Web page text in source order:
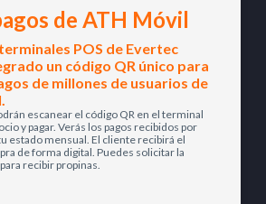
de ATH Móvil
POS de Evertec
un código QR único para
de millones de usuarios de
escanear el código QR en el terminal
y pagar. Verás los pagos recibidos por
estado mensual. El cliente recibirá el
de forma digital. Puedes solicitar la
recibir propinas.